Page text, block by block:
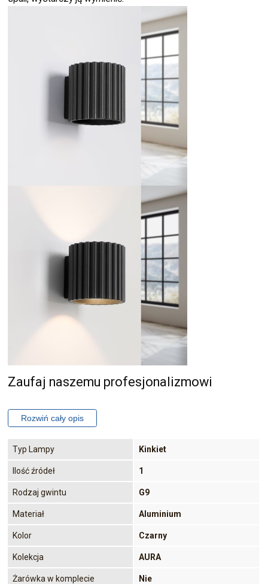
Zaufaj naszemu profesjonalizmowi
Typ Lampy Kinkiet
Ilość źródeł 1
Rodzaj gwintu G9
Materiał Aluminium
Kolor Czarny
Kolekcja AURA
Żarówka w komplecie Nie